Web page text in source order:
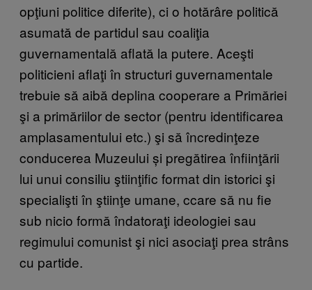
opţiuni politice diferite), ci o hotărâre politică
asumată de partidul sau coaliţia
guvernamentală aflată la putere. Aceşti
politicieni aflaţi în structuri guvernamentale
trebuie să aibă deplina cooperare a Primăriei
şi a primăriilor de sector (pentru identificarea
amplasamentului etc.) şi să încredinţeze
conducerea Muzeului și pregătirea înfiinţării
lui unui consiliu ştiinţific format din istorici şi
specialişti în ştiinţe umane, ccare să nu fie
sub nicio formă îndatoraţi ideologiei sau
regimului comunist şi nici asociaţi prea strâns
cu partide.